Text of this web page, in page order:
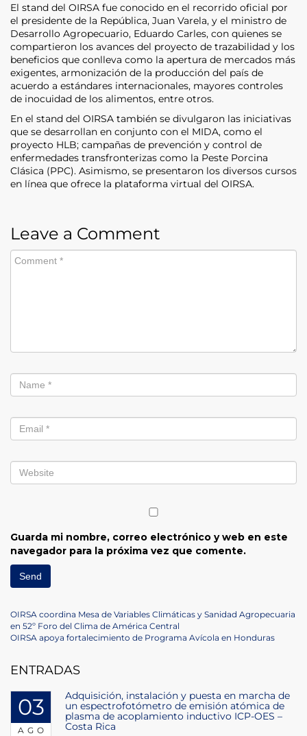
El stand del OIRSA fue conocido en el recorrido oficial por
el presidente de la República, Juan Varela, y el ministro de
Desarrollo Agropecuario, Eduardo Carles, con quienes se
compartieron los avances del proyecto de trazabilidad y los
beneficios que conlleva como la apertura de mercados más
exigentes, armonización de la producción del país de
acuerdo a estándares internacionales, mayores controles
de inocuidad de los alimentos, entre otros.
En el stand del OIRSA también se divulgaron las iniciativas
que se desarrollan en conjunto con el MIDA, como el
proyecto HLB; campañas de prevención y control de
enfermedades transfronterizas como la Peste Porcina
Clásica (PPC). Asimismo, se presentaron los diversos cursos
en línea que ofrece la plataforma virtual del OIRSA.
Leave a Comment
Guarda mi nombre, correo electrónico y web en este
navegador para la próxima vez que comente.
Navegación
de
entradas
Previous
Post
OIRSA coordina Mesa de Variables Climáticas y Sanidad Agropecuaria
en 52º Foro del Clima de América Central
Next
OIRSA apoya fortalecimiento de Programa Avícola en Honduras
ENTRADAS
03
AGO
Adquisición, instalación y puesta en marcha de
un espectrofotómetro de emisión atómica de
plasma de acoplamiento inductivo ICP-OES –
Costa Rica